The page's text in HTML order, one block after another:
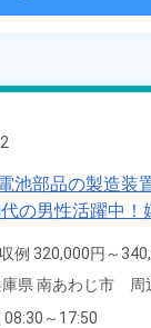
池部品の製造装
の男性活躍中！
事前対応可◎ワ
正社員登用制度
例 320,000円～
給 1,490円～1,490円
県 南あわじ市　周
08:30～17:50